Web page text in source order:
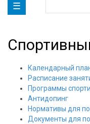
☰
Календарный
Расписание
Программы
Антидопинг
Нормативы для
Документы для